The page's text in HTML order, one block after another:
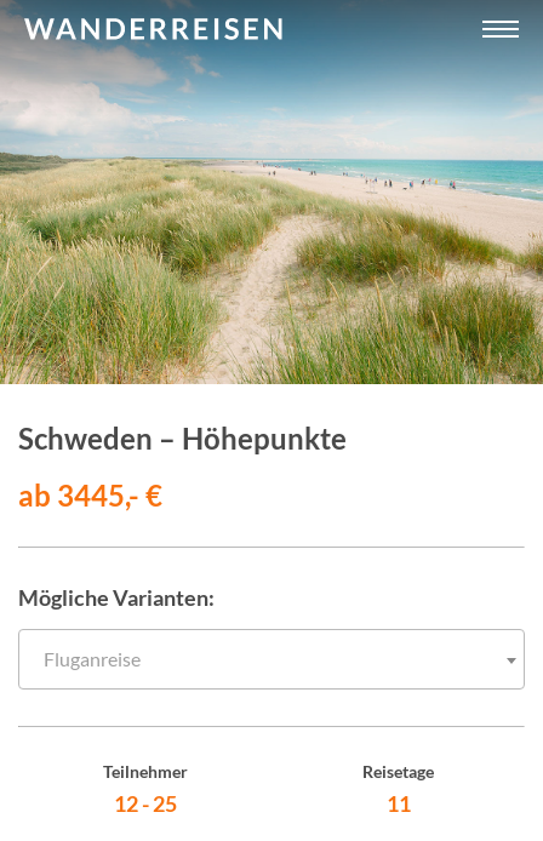
Schweden – Höhepunkte
ab 3445,- €
Mögliche Varianten:
Fluganreise
Teilnehmer
12 - 25
Reisetage
11